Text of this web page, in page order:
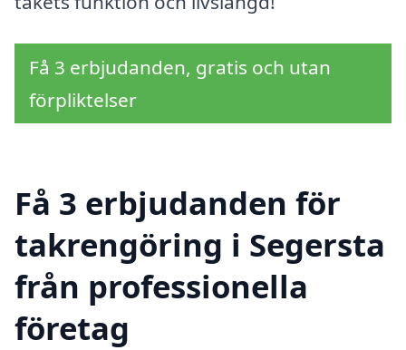
Få 3 erbjudanden, gratis och utan
förpliktelser
Få 3 erbjudanden för
takrengöring i Segersta
från professionella
företag